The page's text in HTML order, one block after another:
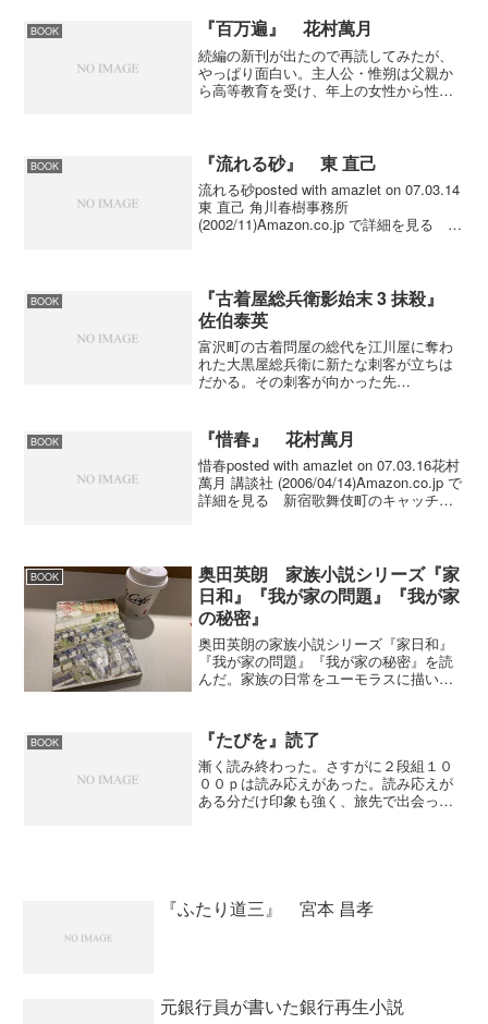
BOOK 『百万遍』 花村萬月
続編の新刊が出たので再読してみたが、
やっぱり面白い。主人公・惟朔は父親か
ら高等教育を受け、年上の女性から性教
で書いている小説を読んだ...
BOOK 『流れる砂』 東 直己
流れる砂posted with amazlet on 07.03.14
東 直己 角川春樹事務所
(2002/11)Amazon.co.jp で詳細を見る 私
BOOK
『古着屋総兵衛影始末 3 抹殺』
佐伯泰英
富沢町の古着問屋の総代を江川屋に奪わ
れた大黒屋総兵衛に新たな刺客が立ちは
だかる。その刺客が向かった先
でしょうと思ってしまったのは僕だけで
はないでしょう。
BOOK 『惜春』 花村萬月
惜春posted with amazlet on 07.03.16花村
萬月 講談社 (2006/04/14)Amazon.co.jp で
詳細を見る 新宿歌舞伎町のキャッチバ
BOOK
奥田英朗 家族小説シリーズ『家
日和』『我が家の問題』『我が家
の秘密』
奥田英朗の家族小説シリーズ『家日和』
『我が家の問題』『我が家の秘密』を読
んだ。家族の日常をユーモラスに描いた
のがあり、『我が家の問題』の「妻とマ
ラソン」、『我が家のヒミ...
BOOK 『たびを』読了
漸く読み終わった。さすがに２段組１０
００ｐは読み応えがあった。読み応えが
ある分だけ印象も強く、旅先で出会った
『ふたり道三』 宮本 昌孝
元銀行員が書いた銀行再生小説